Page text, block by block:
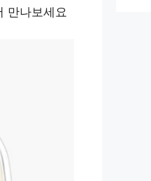
만나보세요